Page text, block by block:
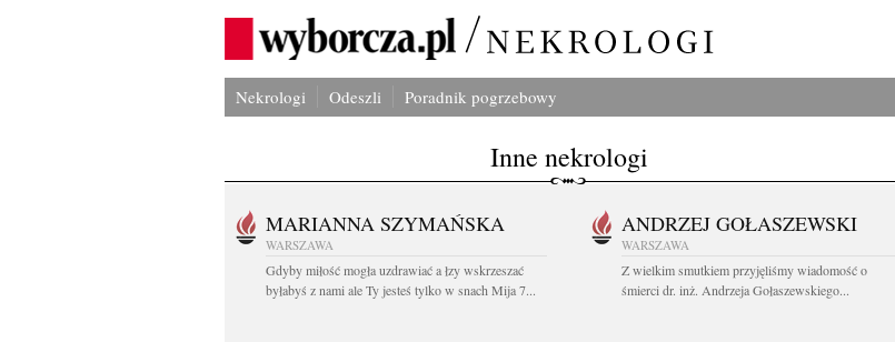
Nekrologi Odeszli Poradnik pogrzebowy
Inne nekrologi
MARIANNA SZYMAŃSKA
WARSZAWA
Gdyby miłość mogła uzdrawiać a łzy wskrzeszać
byłabyś z nami ale Ty jesteś tylko w snach Mija 7...
ANDRZEJ GOŁASZEWSKI
WARSZAWA
Z wielkim smutkiem przyjęliśmy wiadomość o
śmierci dr. inż. Andrzeja Gołaszewskiego...